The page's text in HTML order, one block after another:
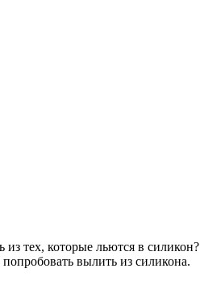
тех, которые льются в силикон?
вылить из силикона.